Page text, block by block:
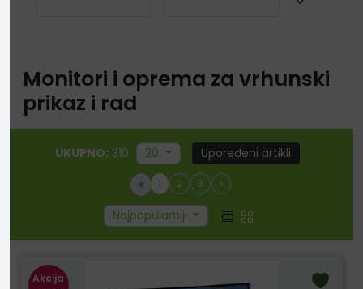
Monitori i oprema za vrhunski
prikaz i rad
UKUPNO: 310 20 Upoređeni artikli
« 1 2 3 »
Najpopularniji
Akcija